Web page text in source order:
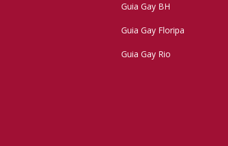
Guia Gay BH
Guia Gay Floripa
Guia Gay Rio